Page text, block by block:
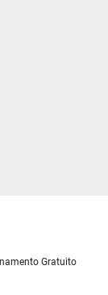
Gratuito